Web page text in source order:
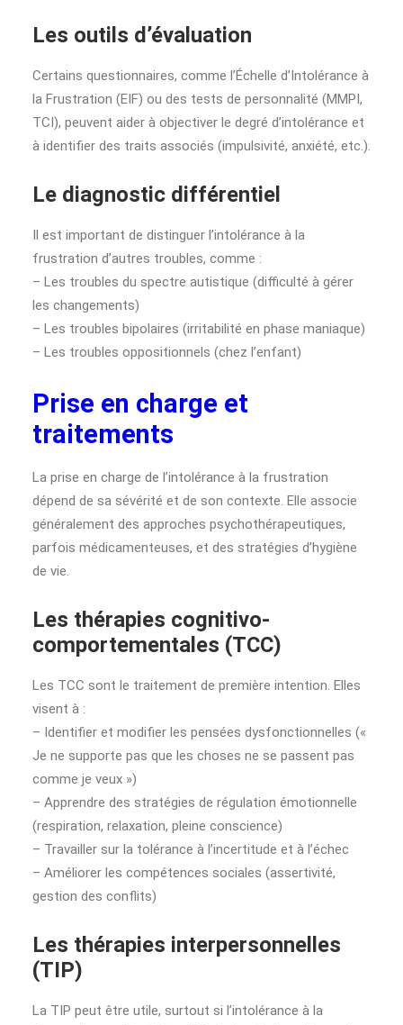
Les outils d’évaluation
Certains questionnaires, comme l’Échelle d’Intolérance à
la Frustration (EIF) ou des tests de personnalité (MMPI,
TCI), peuvent aider à objectiver le degré d’intolérance et
à identifier des traits associés (impulsivité, anxiété, etc.).
Le diagnostic différentiel
Il est important de distinguer l’intolérance à la
frustration d’autres troubles, comme :
– Les troubles du spectre autistique (difficulté à gérer
les changements)
– Les troubles bipolaires (irritabilité en phase maniaque)
– Les troubles oppositionnels (chez l’enfant)
Prise en charge et
traitements
La prise en charge de l’intolérance à la frustration
dépend de sa sévérité et de son contexte. Elle associe
généralement des approches psychothérapeutiques,
parfois médicamenteuses, et des stratégies d’hygiène
de vie.
Les thérapies cognitivo-
comportementales (TCC)
Les TCC sont le traitement de première intention. Elles
visent à :
– Identifier et modifier les pensées dysfonctionnelles («
Je ne supporte pas que les choses ne se passent pas
comme je veux »)
– Apprendre des stratégies de régulation émotionnelle
(respiration, relaxation, pleine conscience)
– Travailler sur la tolérance à l’incertitude et à l’échec
– Améliorer les compétences sociales (assertivité,
gestion des conflits)
Les thérapies interpersonnelles
(TIP)
La TIP peut être utile, surtout si l’intolérance à la